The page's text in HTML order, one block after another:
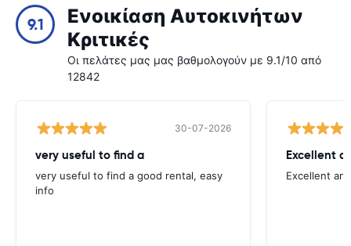
9.1
Ενοικίαση Αυτοκινήτων
Κριτικές
Οι πελάτες μας μας βαθμολογούν με 9.1/10 από
12842
30-07-2026
very useful to find a
very useful to find a good rental, easy
info
Excellent
Excellent